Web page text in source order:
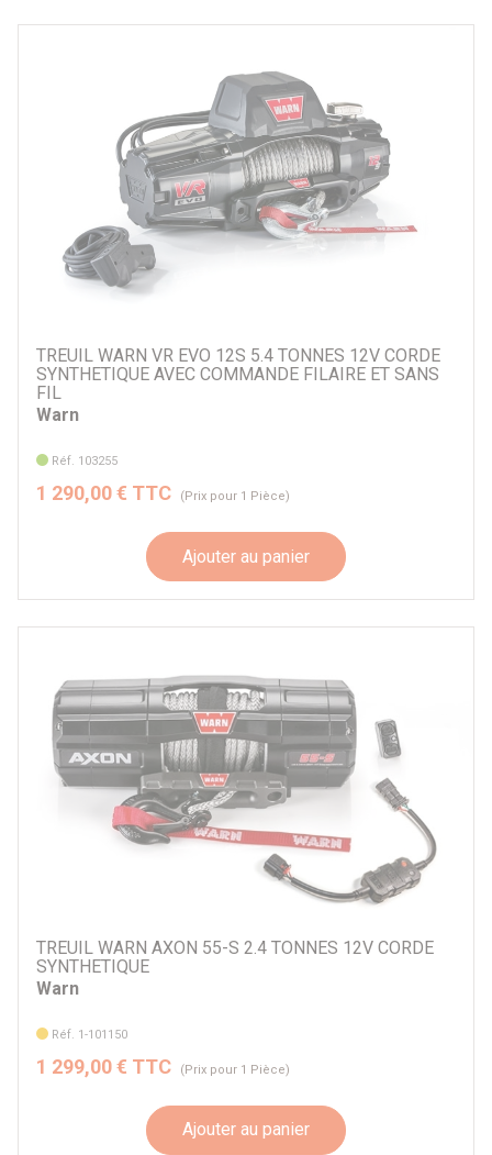
TREUIL WARN VR EVO 12S 5.4 TONNES 12V CORDE
SYNTHETIQUE AVEC COMMANDE FILAIRE ET SANS
FIL
Warn
Réf. 103255
1 290,00 € TTC (Prix pour 1 Pièce)
Ajouter au panier
TREUIL WARN AXON 55-S 2.4 TONNES 12V CORDE
SYNTHETIQUE
Warn
Réf. 1-101150
1 299,00 € TTC (Prix pour 1 Pièce)
Ajouter au panier
Force maximale de traction
SSV / Véhicules légers < ou = 3.5T
Tension d'entrée treuil